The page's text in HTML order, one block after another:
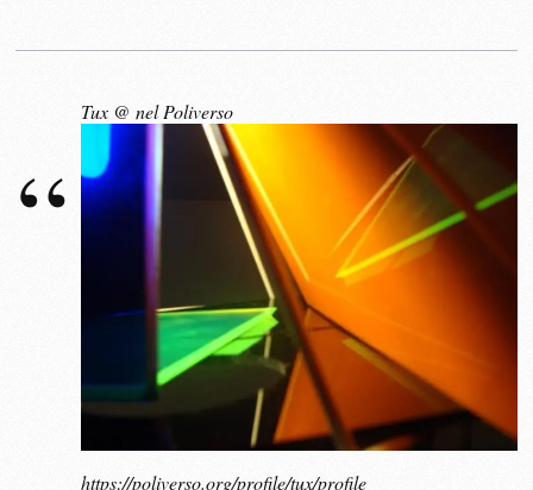
Tux @ nel Poliverso
https://poliverso.org/profile/tux/profile